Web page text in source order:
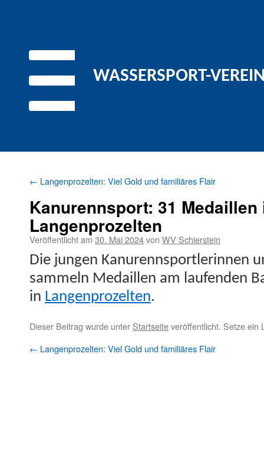
WASSERSPORT-
← Langenprozelten: Viel Gold und familiäres Flair
Kanurennsport: 31 Medaillen
Langenprozelten
Veröffentlicht am 30. Mai 2024von WV Schierstein
Die jun­gen Kanurennsport­lerin­nen
sam­meln Medaillen am laufend­en
in Lan­gen­prozel­ten.
Dieser Beitrag wurde unter Startseiteveröffentlicht. Setze ein
← Langenprozelten: Viel Gold und familiäres Flair